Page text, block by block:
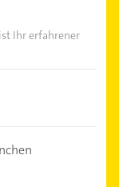
Ihr erfahrener